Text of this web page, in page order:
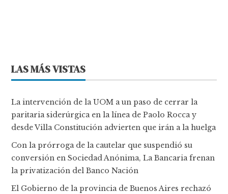
LAS MÁS VISTAS
La intervención de la UOM a un paso de cerrar la
paritaria siderúrgica en la línea de Paolo Rocca y
desde Villa Constitución advierten que irán a la huelga
Con la prórroga de la cautelar que suspendió su
conversión en Sociedad Anónima, La Bancaria frenan
la privatización del Banco Nación
El Gobierno de la provincia de Buenos Aires rechazó